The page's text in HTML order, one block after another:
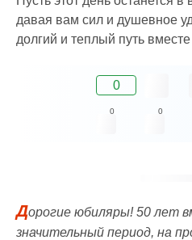
давая вам сил и душевное
долгий и теплый путь
0
0 0
Дорогие юбиляры! 50 лет
значительный период, на